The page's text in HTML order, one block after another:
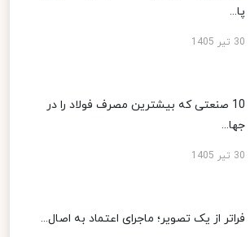
پا...
30 تیر 1405
10 صنعتی که بیشترین مصرف فولاد را در
جها...
30 تیر 1405
فراتر از یک تصویر؛ ماجرای اعتماد به اصال...